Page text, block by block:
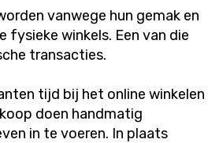
vanwege hun gemak en
winkels. Een van die
transacties.
tijd bij het online winkelen
doen handmatig
in te voeren. In plaats